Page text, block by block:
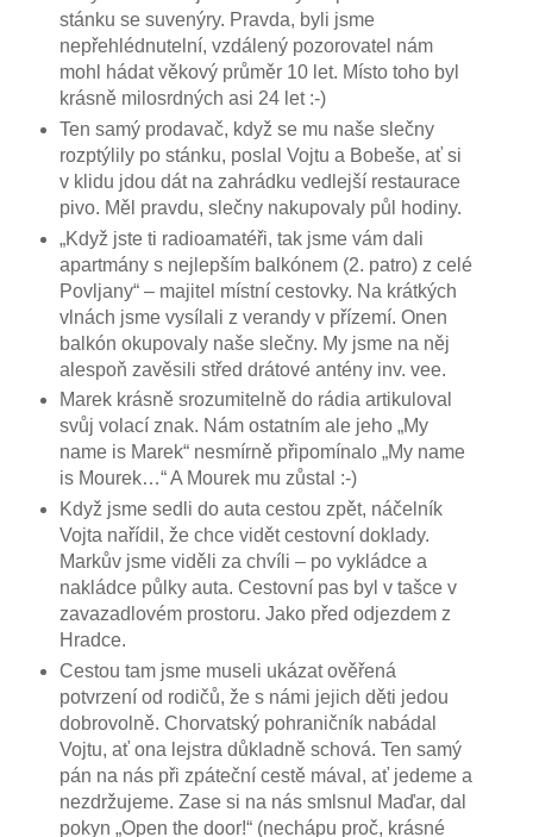
stánku se suvenýry. Pravda, byli jsme
nepřehlédnutelní, vzdálený pozorovatel nám
mohl hádat věkový průměr 10 let. Místo toho byl
krásně milosrdných asi 24 let :-)
Ten samý prodavač, když se mu naše slečny
rozptýlily po stánku, poslal Vojtu a Bobeše, ať si
v klidu jdou dát na zahrádku vedlejší restaurace
pivo. Měl pravdu, slečny nakupovaly půl hodiny.
„Když jste ti radioamatéři, tak jsme vám dali
apartmány s nejlepším balkónem (2. patro) z celé
Povljany“ – majitel místní cestovky. Na krátkých
vlnách jsme vysílali z verandy v přízemí. Onen
balkón okupovaly naše slečny. My jsme na něj
alespoň zavěsili střed drátové antény inv. vee.
Marek krásně srozumitelně do rádia artikuloval
svůj volací znak. Nám ostatním ale jeho „My
name is Marek“ nesmírně připomínalo „My name
is Mourek…“ A Mourek mu zůstal :-)
Když jsme sedli do auta cestou zpět, náčelník
Vojta nařídil, že chce vidět cestovní doklady.
Markův jsme viděli za chvíli – po vykládce a
nakládce půlky auta. Cestovní pas byl v tašce v
zavazadlovém prostoru. Jako před odjezdem z
Hradce.
Cestou tam jsme museli ukázat ověřená
potvrzení od rodičů, že s námi jejich děti jedou
dobrovolně. Chorvatský pohraničník nabádal
Vojtu, ať ona lejstra důkladně schová. Ten samý
pán na nás při zpáteční cestě mával, ať jedeme a
nezdržujeme. Zase si na nás smlsnul Maďar, dal
pokyn „Open the door!“ (nechápu proč, krásné